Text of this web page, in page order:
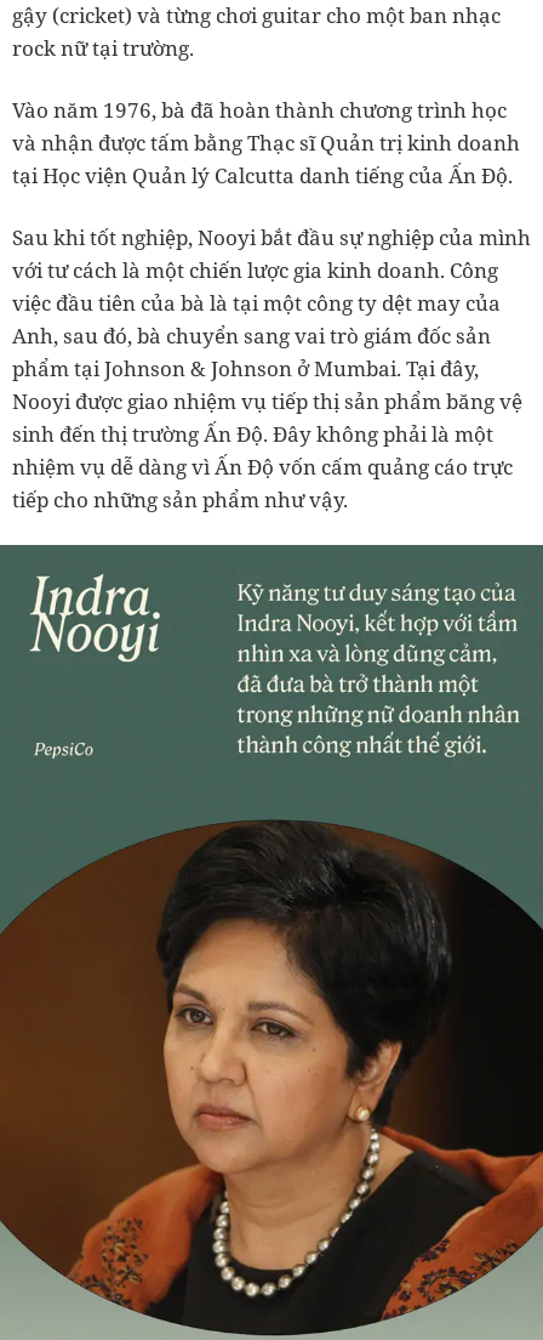
gậy (cricket) và từng chơi guitar cho một ban nhạc
rock nữ tại trường.
Vào năm 1976, bà đã hoàn thành chương trình học
và nhận được tấm bằng Thạc sĩ Quản trị kinh doanh
tại Học viện Quản lý Calcutta danh tiếng của Ấn Độ.
Sau khi tốt nghiệp, Nooyi bắt đầu sự nghiệp của mình
với tư cách là một chiến lược gia kinh doanh. Công
việc đầu tiên của bà là tại một công ty dệt may của
Anh, sau đó, bà chuyển sang vai trò giám đốc sản
phẩm tại Johnson & Johnson ở Mumbai. Tại đây,
Nooyi được giao nhiệm vụ tiếp thị sản phẩm băng vệ
sinh đến thị trường Ấn Độ. Đây không phải là một
nhiệm vụ dễ dàng vì Ấn Độ vốn cấm quảng cáo trực
tiếp cho những sản phẩm như vậy.